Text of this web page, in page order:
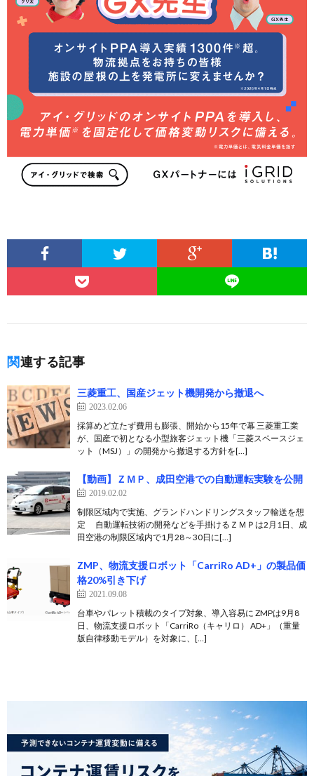
関連する記事
三菱重工、国産ジェット機開発から撤退へ
2023.02.06
採算めど立たず費用も膨張、開始から15年で幕 三菱重工業
が、国産で初となる小型旅客ジェット機「三菱スペースジェ
ット（MSJ）」の開発から撤退する方針を[…]
【動画】ＺＭＰ、成田空港での自動運転実験を公開
2019.02.02
制限区域内で実施、グランドハンドリングスタッフ輸送を想
定 自動運転技術の開発などを手掛けるＺＭＰは2月1日、成
田空港の制限区域内で1月28～30日に[…]
ZMP、物流支援ロボット「CarriRo AD+」の製品価
格20%引き下げ
2021.09.08
台車やパレット積載のタイプ対象、導入容易に ZMPは9月8
日、物流支援ロボット「CarriRo（キャリロ） AD+」（重量
版自律移動モデル）を対象に、[…]